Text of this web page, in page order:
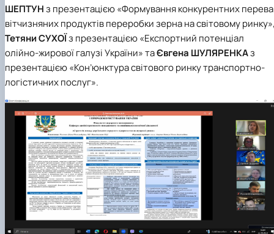
ШЕПТУНз презентацією «Формування конкурентних
вітчизняних продуктів переробки зерна на світовому
Тетяни СУХОЇз презентацією «Експортний потенціал
олійно-жирової галузі України» таЄвгена ШУЛЯРЕНКАз
презентацією «Кон’юнктура світового ринку транспортно-
логістичних послуг».